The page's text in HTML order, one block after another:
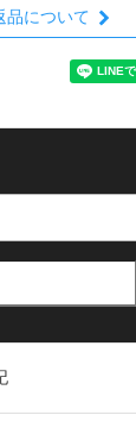
品について